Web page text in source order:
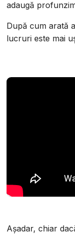
adaugă
După cum arată
lucruri este mai
Așadar, chiar